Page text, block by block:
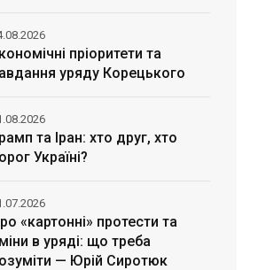
пріоритети та
уряду Корецького
та Іран: хто друг, хто
Україні?
«картонні» протести та
в уряді: що треба
— Юрій Сиротюк